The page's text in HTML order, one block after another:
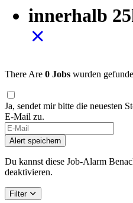
innerhalb
There Are 0 Jobs wurden
Ja, sendet mir bitte die neuesten
E-Mail zu.
Alert speichern
Du kannst diese Job-Alarm
deaktivieren.
Filter